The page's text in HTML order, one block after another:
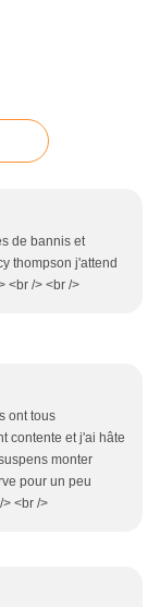
de bannis et
thompson j'attend
<br /> <br />
ont tous
contente et j'ai hâte
monter
pour un peu
<br />